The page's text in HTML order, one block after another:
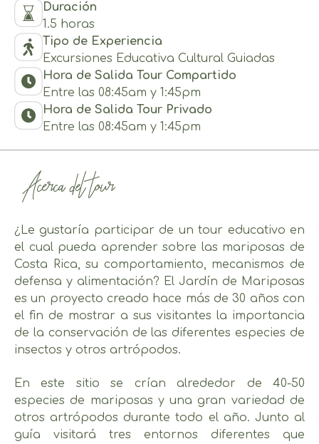
Duración
1.5 horas
Tipo de Experiencia
Excursiones Educativa Cultural Guiadas
Hora de Salida Tour Compartido
Entre las 08:45am y 1:45pm
Hora de Salida Tour Privado
Entre las 08:45am y 1:45pm
Acerca del tour
¿Le gustaría participar de un tour educativo en
el cual pueda aprender sobre las mariposas de
Costa Rica, su comportamiento, mecanismos de
defensa y alimentación? El Jardín de Mariposas
es un proyecto creado hace más de 30 años con
el fin de mostrar a sus visitantes la importancia
de la conservación de las diferentes especies de
insectos y otros artrópodos.
En este sitio se crían alrededor de 40-50
especies de mariposas y una gran variedad de
otros artrópodos durante todo el año. Junto al
guía visitará tres entornos diferentes que